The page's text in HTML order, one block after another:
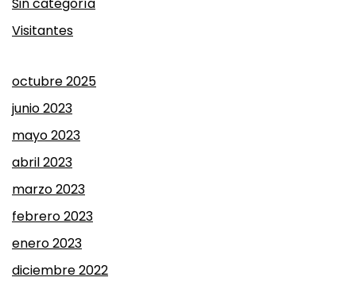
Visitantes
octubre 2025
junio 2023
mayo 2023
abril 2023
marzo 2023
febrero 2023
enero 2023
diciembre 2022